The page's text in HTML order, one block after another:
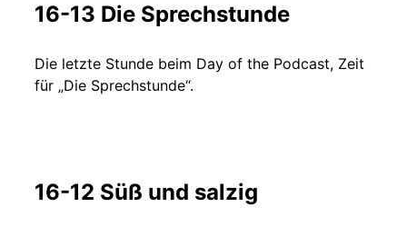
16-13 Die Sprechstunde
Die letzte Stunde beim Day of the Podcast, Zeit
für „Die Sprechstunde“.
16-12 Süß und salzig